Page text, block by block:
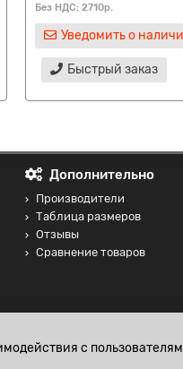
Без НДС: 2710р.
Уведомить о
Быстрый заказ
Дополнительно
Производители
Таблица размеров
Отзывы
Сравнение товаров
с
манго и папайи - 30